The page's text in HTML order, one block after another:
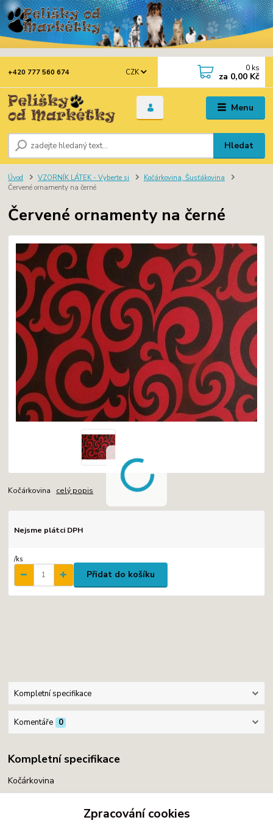
Menu
CZK
Hledat
+420 777 560 674 0 ks
za 0,00 Kč
Úvod VZORNÍK LÁTEK - Vyberte si
Kočárkovina, Šusťákovina
Červené ornamenty na černé
Červené ornamenty na černé
Kočárkovina celý popis
Nejsme plátci DPH
/ks
Přidat do košíku
Kompletní specifikace
Komentáře 0
Kompletní specifikace
Kočárkovina
Zpracování cookies